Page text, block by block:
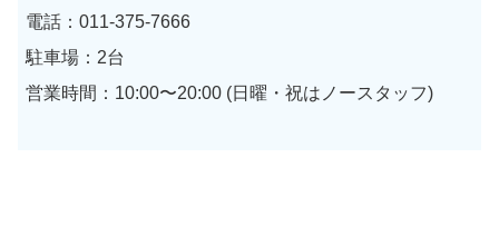
電話：011-375-7666
駐車場：2台
営業時間：10:00〜20:00 (日曜・祝はノースタッフ)